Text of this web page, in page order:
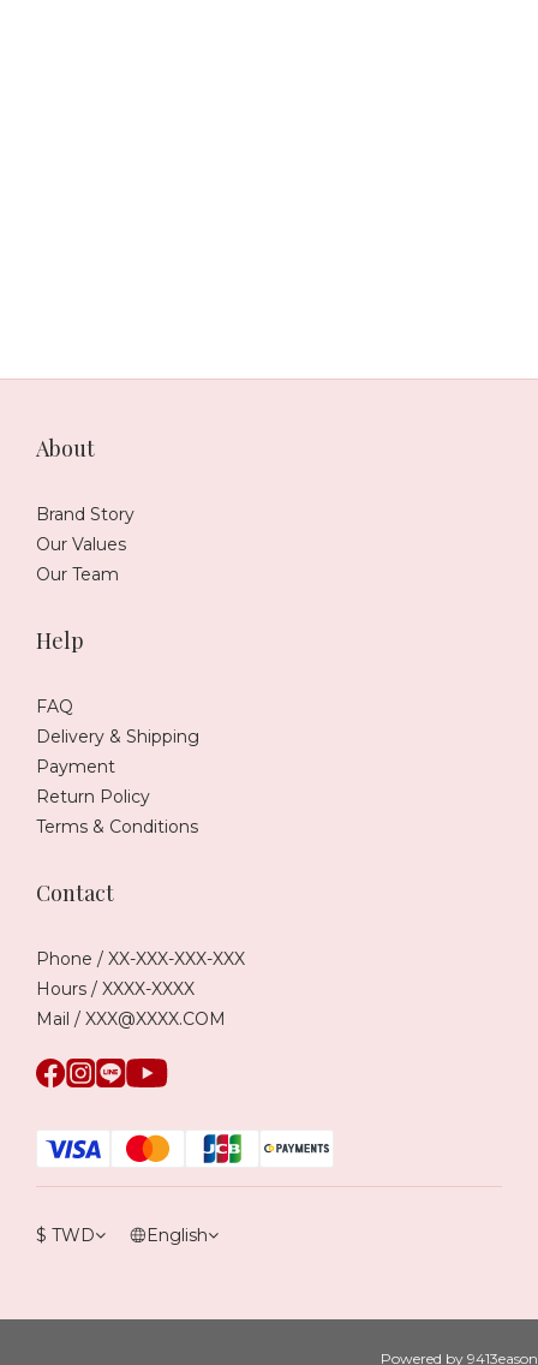
About
Brand Story
Our Values
Our Team
Help
FAQ
Delivery & Shipping
Payment
Return Policy
Terms & Conditions
Contact
Phone / XX-XXX-XXX-XXX
Hours / XXXX-XXXX
Mail / XXX@XXXX.COM
$ TWD English
Powered by 9413eason